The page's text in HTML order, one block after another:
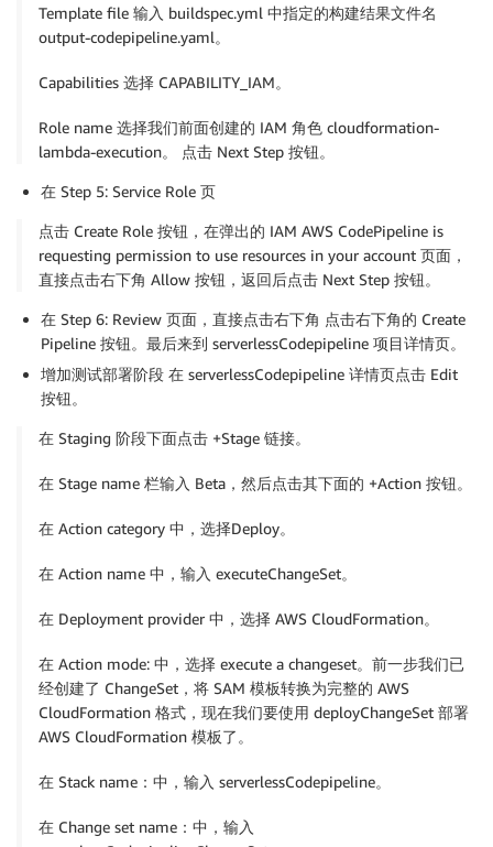
{
],
"Resource"
"arn:aws:apigateway:region::*"
] ,
"Effect" "Allow"
},
"Action"
"iam:GetRole"
"iam:CreateRole" ,
"iam:DeleteRole"
],
"Resource": [
"arn:aws:iam::account-id:role/*"
"Effect" "Allow"
Template file 输入 buildspec.yml 中指定的构建结果文件名
output-codepipeline.yaml。
Capabilities 选择 CAPABILITY_IAM。
Role name 选择我们前面创建的 IAM 角色 cloudformation-
lambda-execution。 点击 Next Step 按钮。
在 Step 5: Service Role 页
点击 Create Role 按钮，在弹出的 IAM AWS CodePipeline is
requesting permission to use resources in your account 页面，
直接点击右下角 Allow 按钮，返回后点击 Next Step 按钮。
在 Step 6: Review 页面，直接点击右下角 点击右下角的 Create
Pipeline 按钮。最后来到 serverlessCodepipeline 项目详情页。
增加测试部署阶段 在 serverlessCodepipeline 详情页点击 Edit
按钮。
在 Staging 阶段下面点击 +Stage 链接。
在 Stage name 栏输入 Beta，然后点击其下面的 +Action 按钮。
在 Action category 中，选择Deploy。
在 Action name 中，输入 executeChangeSet。
在 Deployment provider 中，选择 AWS CloudFormation。
在 Action mode: 中，选择 execute a changeset。前一步我们已
经创建了 ChangeSet，将 SAM 模板转换为完整的 AWS
CloudFormation 格式，现在我们要使用 deployChangeSet 部署
AWS CloudFormation 模板了。
在 Stack name：中，输入 serverlessCodepipeline。
在 Change set name：中，输入